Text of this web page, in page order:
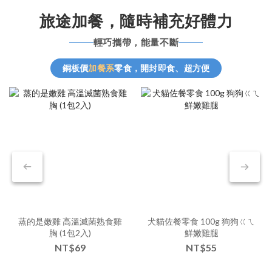
旅途加餐，隨時補充好體力
輕巧攜帶，能量不斷
銅板價加餐系零食，開封即食、超方便
蒸的是嫩雞 高溫滅菌熟食雞
胸 (1包2入)
NT$69
犬貓佐餐零食 100g 狗狗ㄍㄟ
鮮嫩雞腿
NT$55